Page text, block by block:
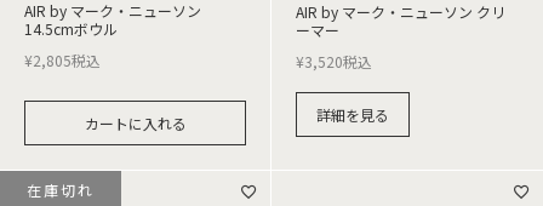
AIR by マーク・ニューソン
14.5cmボウル
¥2,805税込
カートに入れる
AIR by マーク・ニューソン クリ
ーマー
¥3,520税込
詳細を見る
在庫切れ